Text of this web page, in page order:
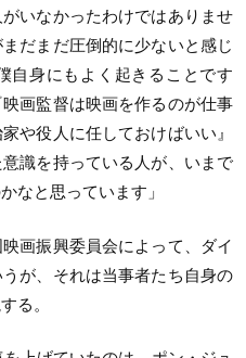
いなかったわけではありませ
だまだ圧倒的に少ないと感じ
自身にもよく起きることです
画監督は映画を作るのが仕事
や役人に任しておけばいい』
識を持っている人が、いまで
なと思っています」
画振興委員会によって、ダイ
が、それは当事者たち自身の
る。